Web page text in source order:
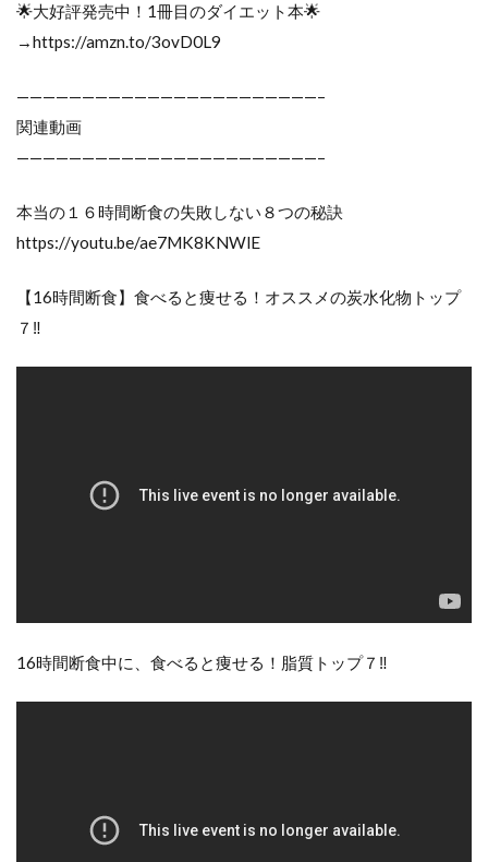
🌟大好評発売中！1冊目のダイエット本🌟
→https://amzn.to/3ovD0L9
———————————————————————–
関連動画
———————————————————————–
本当の１６時間断食の失敗しない８つの秘訣
https://youtu.be/ae7MK8KNWlE
【16時間断食】食べると痩せる！オススメの炭水化物トップ
７‼
16時間断食中に、食べると痩せる！脂質トップ７‼